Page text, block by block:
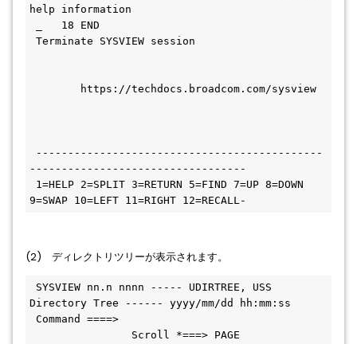
help information
_   18 END
Terminate SYSVIEW session
https://techdocs.broadcom.com/sysview
---------------------------------------------
----------------------------------
1=HELP 2=SPLIT 3=RETURN 5=FIND 7=UP 8=DOWN
9=SWAP 10=LEFT 11=RIGHT 12=RECALL-
(2) ディレクトリツリーが表示されます。
Directory Tree ------ yyyy/mm/dd hh:mm:ss
Scroll *===> PAGE